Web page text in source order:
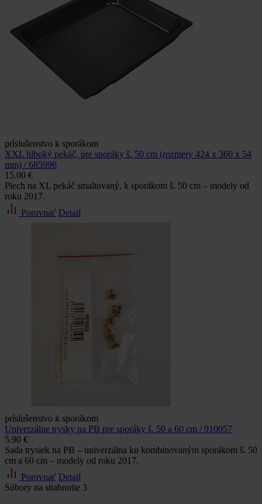
príslušenstvo k sporákom
XXL hlboký pekáč, pre sporáky š. 50 cm (rozmery 424 x 360 x 54
mm) / 685996
15.00 €
Plech na XL pekáč smaltovaný, k sporákom š. 50 cm – modely od
roku 2017.
Porovnať Detail
príslušenstvo k sporákom
Univerzálne trysky na PB pre sporáky š. 50 a 60 cm / 910057
5.90 €
Sada trysiek na PB – univerzálna ku kombinovaným sporákom š. 50
cm a 60 cm – modely od roku 2017.
Porovnať Detail
Súbory na stiahnutie 3